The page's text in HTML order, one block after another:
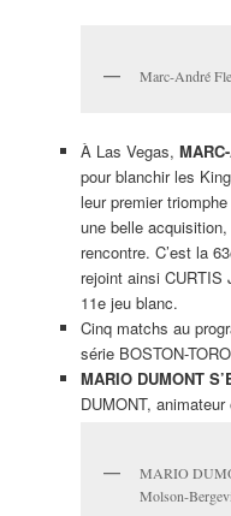
Marc-André
À Las Vegas,
pour blanchir les
leur premier
une belle
rencontre. C’est la
rejoint ainsi CURTIS
11e jeu blanc.
Cinq matchs au
série BOSTON-
MARIO DUMONT
DUMONT,
MARIO
Molson-